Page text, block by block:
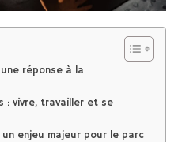
réponse à la
: vivre, travailler et se
enjeu majeur pour le parc